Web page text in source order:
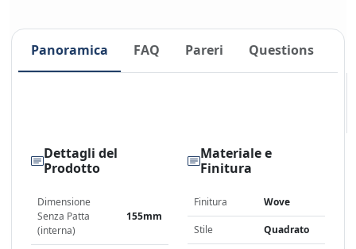
Panoramica FAQ Pareri Questions
Dettagli del
Prodotto
Dimensione
Senza Patta
(interna)
155mm
Materiale e
Finitura
Finitura Wove
Stile Quadrato